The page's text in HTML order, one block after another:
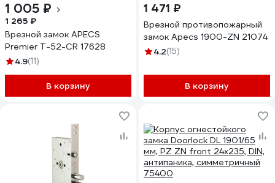
1 005 ₽
1 265 ₽
Врезной замок APECS
Premier T-52-CR 17628
4.9(11)
В корзину
1 471 ₽
Врезной противопожарный
замок Apecs 1900-ZN 21074
4.2(15)
В корзину